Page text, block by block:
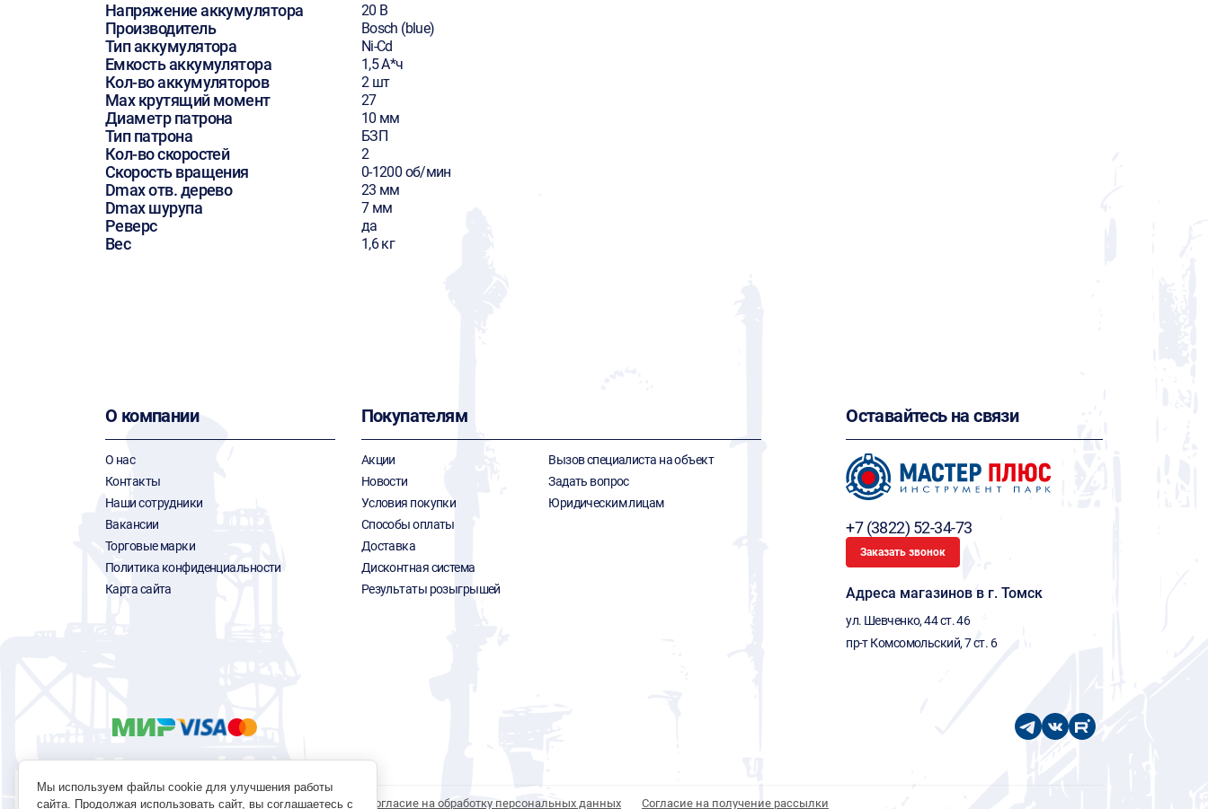
Напряжение аккумулятора 20 В
Производитель Bosch (blue)
Тип аккумулятора Ni-Cd
Емкость аккумулятора 1,5 А*ч
Кол-во аккумуляторов 2 шт
Max крутящий момент 27
Диаметр патрона 10 мм
Тип патрона БЗП
Кол-во скоростей 2
Скорость вращения 0-1200 об/мин
Dmax отв. дерево 23 мм
Dmax шурупа 7 мм
Реверс да
Вес 1,6 кг
О компании
О нас
Контакты
Наши сотрудники
Вакансии
Торговые марки
Политика конфиденциальности
Карта сайта
Покупателям
Акции
Новости
Условия покупки
Способы оплаты
Доставка
Дисконтная система
Результаты розыгрышей
Вызов специалиста на объект
Задать вопрос
Юридическим лицам
Оставайтесь на связи
+7 (3822) 52-34-73
Заказать звонок
Адреса магазинов в г. Томск
ул. Шевченко, 44 ст. 46
пр-т Комсомольский, 7 ст. 6
Политика обработки персональных данных Согласие на обработку персональных данных Согласие на получение рассылки
Мы используем файлы cookie для улучшения работы
сайта. Продолжая использовать сайт, вы соглашаетесь с